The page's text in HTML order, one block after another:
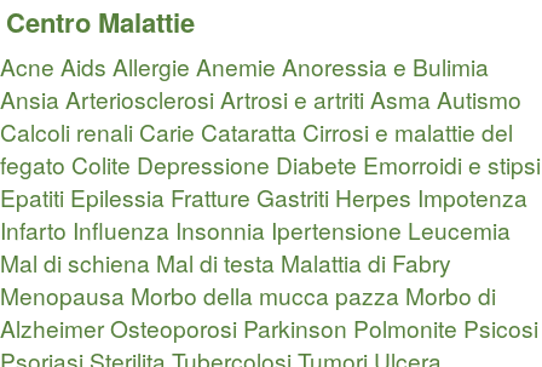
Centro Malattie
Acne Aids Allergie Anemie Anoressia e Bulimia
AnsiaArteriosclerosiArtrosi e artritiAsmaAutismo
Calcoli renali Carie Cataratta Cirrosi e malattie del
fegato Colite Depressione Diabete Emorroidi e stipsi
Epatiti Epilessia Fratture Gastriti Herpes Impotenza
Infarto Influenza Insonnia Ipertensione Leucemia
Mal di schiena Mal di testa Malattia di Fabry
Menopausa Morbo della mucca pazza Morbo di
AlzheimerOsteoporosi Parkinson Polmonite Psicosi